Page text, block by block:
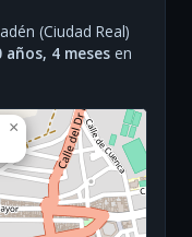
(Ciudad Real)
años, 4 meses en
×